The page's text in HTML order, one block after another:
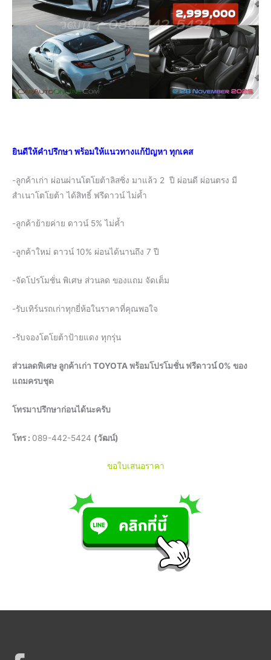
ยินดีให้คำปรึกษา พร้อมให้แนวทางแก้ปัญหา ทุกเคส
-ลูกค้าเก่า ผ่อนผ่านโตโยต้าลิสซิ่ง มาแล้ว 2 ปี ผ่อนดี ผ่อนตรง มี
สำเนาโตโยต้า ได้สิทธิ์ ฟรีดาวน์ ไม่ค้ำ
-ลูกค้าย้ายค่าย ดาวน์ 5% ไม่ค้ำ
-ลูกค้าใหม่ ดาวน์ 10% ผ่อนได้นานถึง 7 ปี
-จัดโปรโมชั่น พิเศษ ส่วนลด ของแถม จัดเต็ม
-รับเทิร์นรถเก่าทุกยี่ห้อในราคาที่คุณพอใจ
-รับจองโตโยต้าป้ายแดง ทุกรุ่น
ส่วนลดพิเศษ ลูกค้าเก่า TOYOTA พร้อมโปรโมชั่น ฟรีดาวน์ 0% ของ
แถมครบชุด
โทรมาปรึกษาก่อนได้นะครับ
โทร : 089-442-5424 (วัฒน์)
ขอใบเสนอราคา